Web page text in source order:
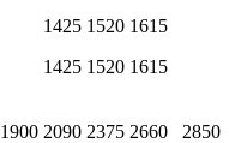
1425
1425
1520
1520
1615
1615
1900 2090 2375 2660
2850